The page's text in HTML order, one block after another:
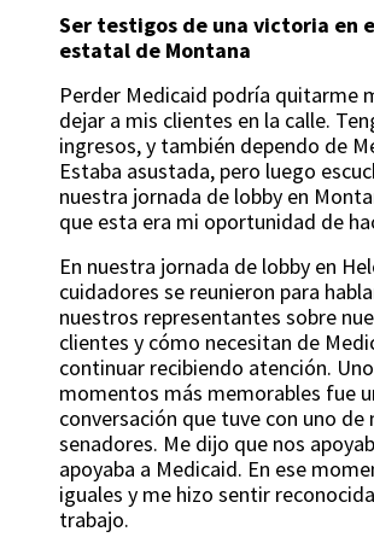
Ser testigos de una victoria en
estatal de Montana
Perder Medicaid podría quitarme
dejar a mis clientes en la calle.
ingresos, y también dependo de
Estaba asustada, pero luego
nuestra jornada de lobby en
que esta era mi oportunidad de
En nuestra jornada de lobby en
cuidadores se reunieron para
nuestros representantes sobre
clientes y cómo necesitan de
continuar recibiendo atención.
momentos más memorables fue
conversación que tuve con uno de
senadores. Me dijo que nos
apoyaba a Medicaid. En ese
iguales y me hizo sentir
trabajo.